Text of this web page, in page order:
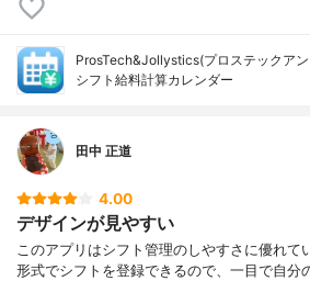
ProsTech&Jollystics(プロステックア
シフト給料計算カレンダー
田中 正道
4.00
デザインが見やすい
このアプリはシフト管理のしやすさに優れて
形式でシフトを登録できるので、一目で自分